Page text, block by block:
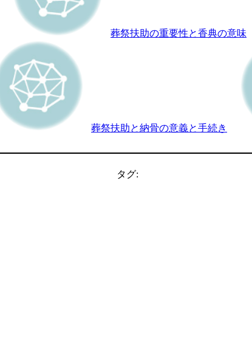
葬祭扶助の重要性と香典の意味
葬祭扶助と納骨の意義と手続き
タグ: